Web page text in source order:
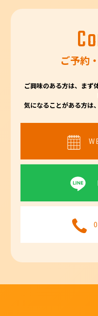
ご予約
ご興味のある方は、まず
気になることがある方は